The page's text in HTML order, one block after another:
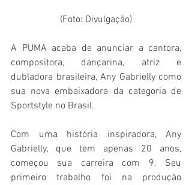
(Foto: Divulgação)
A PUMA acaba de anunciar a cantora,
compositora, dançarina, atriz e
dubladora brasileira, Any Gabrielly como
sua nova embaixadora da categoria de
Sportstyle no Brasil.
Com uma história inspiradora, Any
Gabrielly, que tem apenas 20 anos,
começou sua carreira com 9. Seu
primeiro trabalho foi na produção